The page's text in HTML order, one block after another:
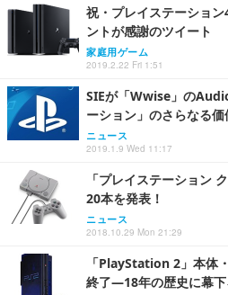
祝・プレイステーショ
ントが感謝のツイート
家庭用ゲーム
2019.2.22 Fri 1:51
SIEが「Wwise」の
ーション」のさらなる
ニュース
2019.1.9 Wed 11:17
「プレイステーション
20本を発表！
ニュース
2018.10.29 Mon 21:29
「PlayStation 2」本体
終了―18年の歴史に幕